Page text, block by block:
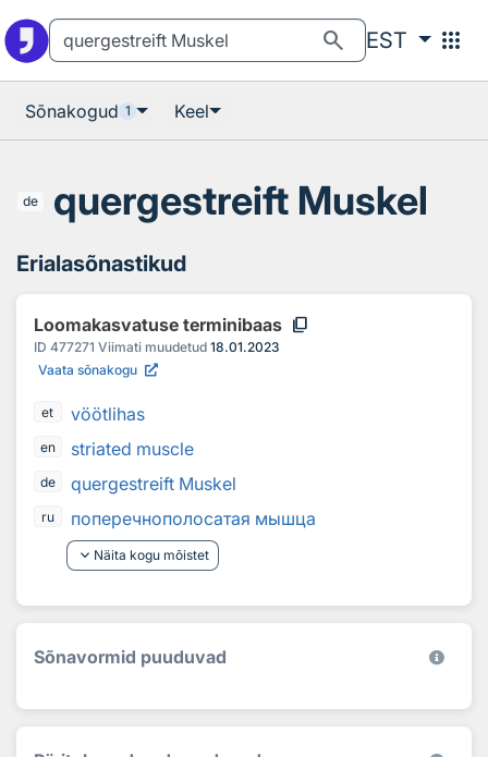
search EST apps
Sõnakogud 1 Keel
de quergestreift Muskel
Erialasõnastikud
Loomakasvatuse terminibaas content_copy
ID 477271 Viimati muudetud 18.01.2023
Vaata sõnakogu
et vöötlihas
en striated muscle
de quergestreift Muskel
ru
поперечнополосатая мышца
keyboard_arrow_down Näita kogu mõistet
Sõnavormid puuduvad